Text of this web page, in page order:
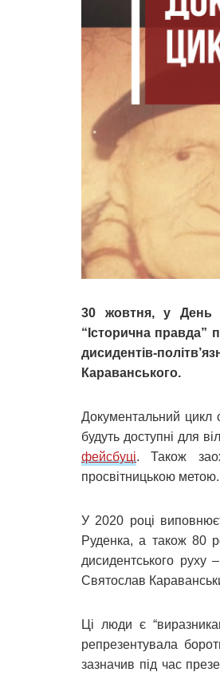
30 жовтня, у День
“Історична правда”
дисидентів-
Караванського.
Документальний цикл
будуть доступні для
фейсбуці. Також
просвітницькою
У 2020 році
Руденка, а також 80
дисидентського руху
Святослав
Ці люди є
репрезентувала
зазначив під час